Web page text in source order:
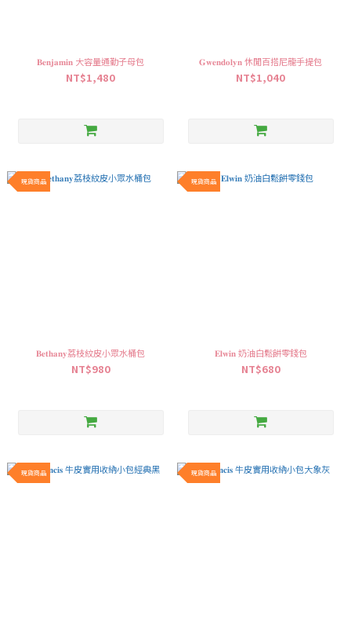
𝐁𝐞𝐧𝐣𝐚𝐦𝐢𝐧 大容量通勤子母包
NT$1,480
𝐆𝐰𝐞𝐧𝐝𝐨𝐥𝐲𝐧 休閒百搭尼龍手提包
NT$1,040
現貨商品
𝐁𝐞𝐭𝐡𝐚𝐧𝐲荔枝紋皮小眾水桶包
NT$980
現貨商品
𝐄𝐥𝐰𝐢𝐧 奶油白鬆餅零錢包
NT$680
現貨商品 現貨商品